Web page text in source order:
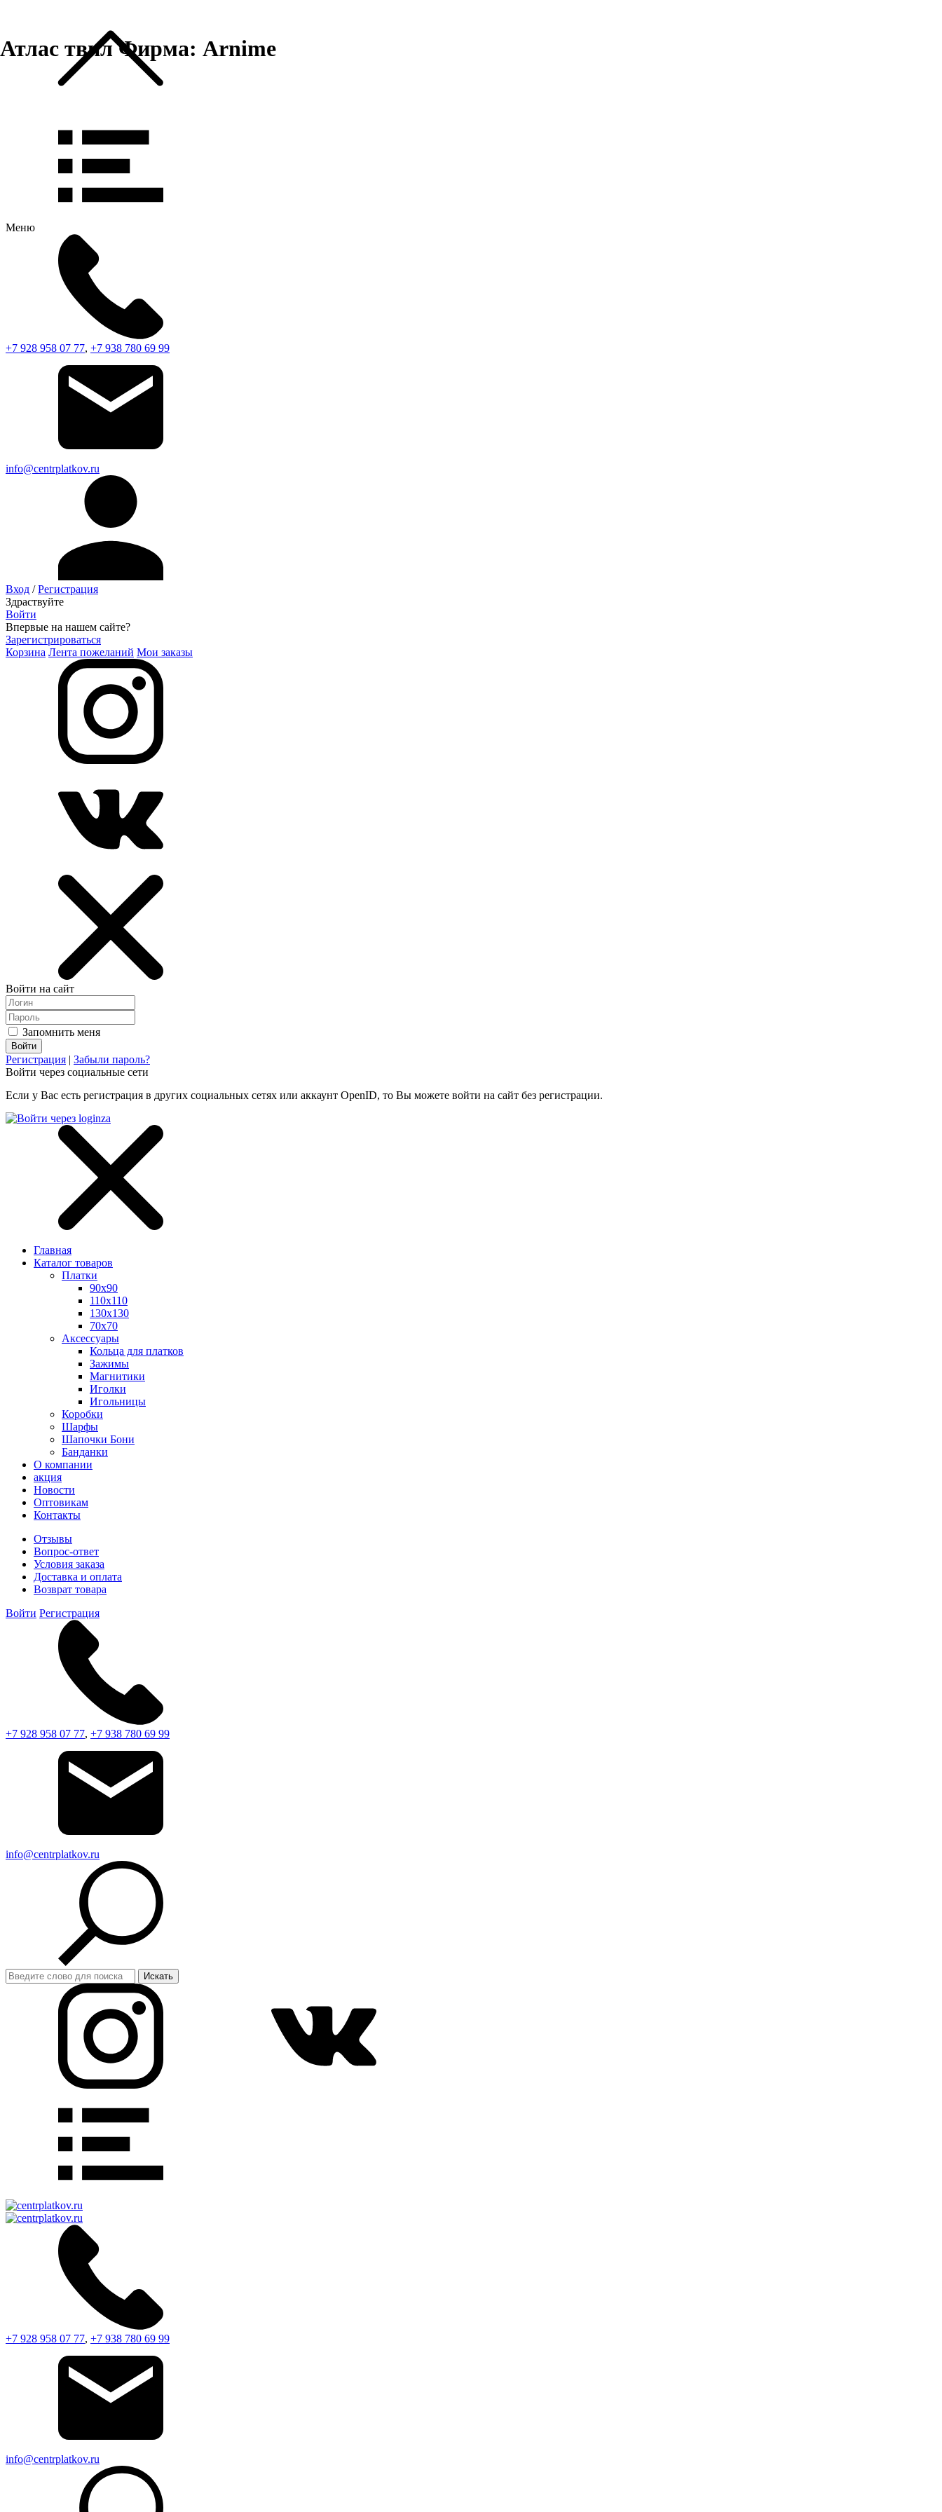
Меню
+7 928 958 07 77, +7 938 780 69 99
info@centrplatkov.ru
Вход /Регистрация
Здраствуйте
Войти
Впервые на нашем сайте?
Зарегистрироваться
Корзина Лента пожеланий Мои заказы
Войти на сайт
Запомнить меня
Регистрация | Забыли пароль?
Войти через социальные сети
Если у Вас есть регистрация в других социальных сетях или аккаунт OpenID, то Вы можете войти на сайт без регистрации.
Главная
Каталог товаров
Платки
90x90
110x110
130x130
70х70
Аксессуары
Кольца для платков
Зажимы
Магнитики
Иголки
Игольницы
Коробки
Шарфы
Шапочки Бони
Банданки
О компании
акция
Новости
Оптовикам
Контакты
Отзывы
Вопрос-ответ
Условия заказа
Доставка и оплата
Возврат товара
Войти Регистрация
+7 928 958 07 77, +7 938 780 69 99
info@centrplatkov.ru
+7 928 958 07 77, +7 938 780 69 99
info@centrplatkov.ru
Атлас твил Фирма: Arnime